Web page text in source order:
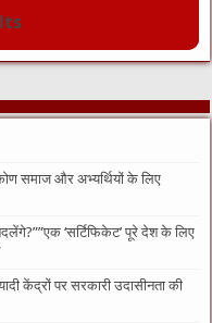
समाज और अभ्यर्थियों के लिए
‘सर्टिफिकेट’ पूरे देश के लिए
केंद्रों पर सरकारी उदासीनता की